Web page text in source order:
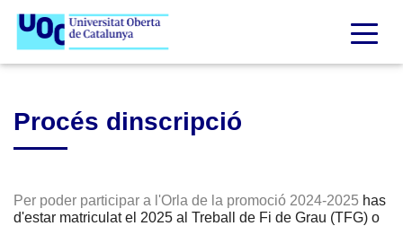
Procés dinscripció
Per poder participar a l'Orla de la promoció 2024-2025 has
d'estar matriculat el 2025 al Treball de Fi de Grau (TFG) o